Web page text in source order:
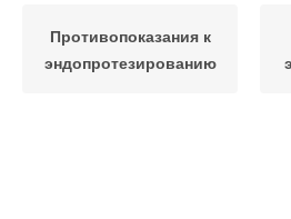
Противопоказания к
эндопротезированию